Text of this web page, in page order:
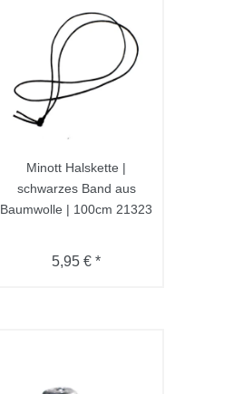
Minott Halskette |
schwarzes Band aus
Baumwolle | 100cm 21323
5,95 € *